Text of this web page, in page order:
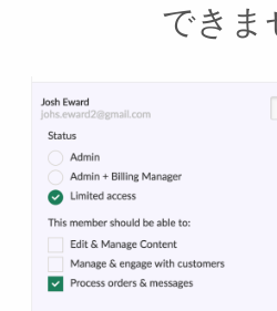
できま